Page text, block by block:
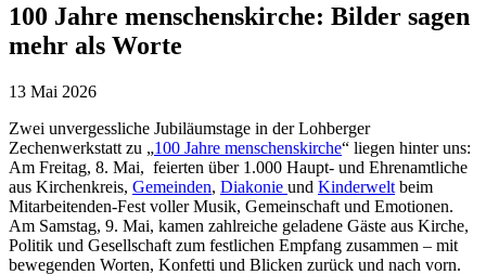
100 Jahre menschenskirche: Bilder sagen
mehr als Worte
13 Mai 2026
Zwei unvergessliche Jubiläumstage in der Lohberger
Zechenwerkstatt zu „100 Jahre menschenskirche“ liegen hinter uns:
Am Freitag, 8. Mai, feierten über 1.000 Haupt- und Ehrenamtliche
aus Kirchenkreis, Gemeinden, Diakonie und Kinderwelt beim
Mitarbeitenden-Fest voller Musik, Gemeinschaft und Emotionen.
Am Samstag, 9. Mai, kamen zahlreiche geladene Gäste aus Kirche,
Politik und Gesellschaft zum festlichen Empfang zusammen – mit
bewegenden Worten, Konfetti und Blicken zurück und nach vorn.